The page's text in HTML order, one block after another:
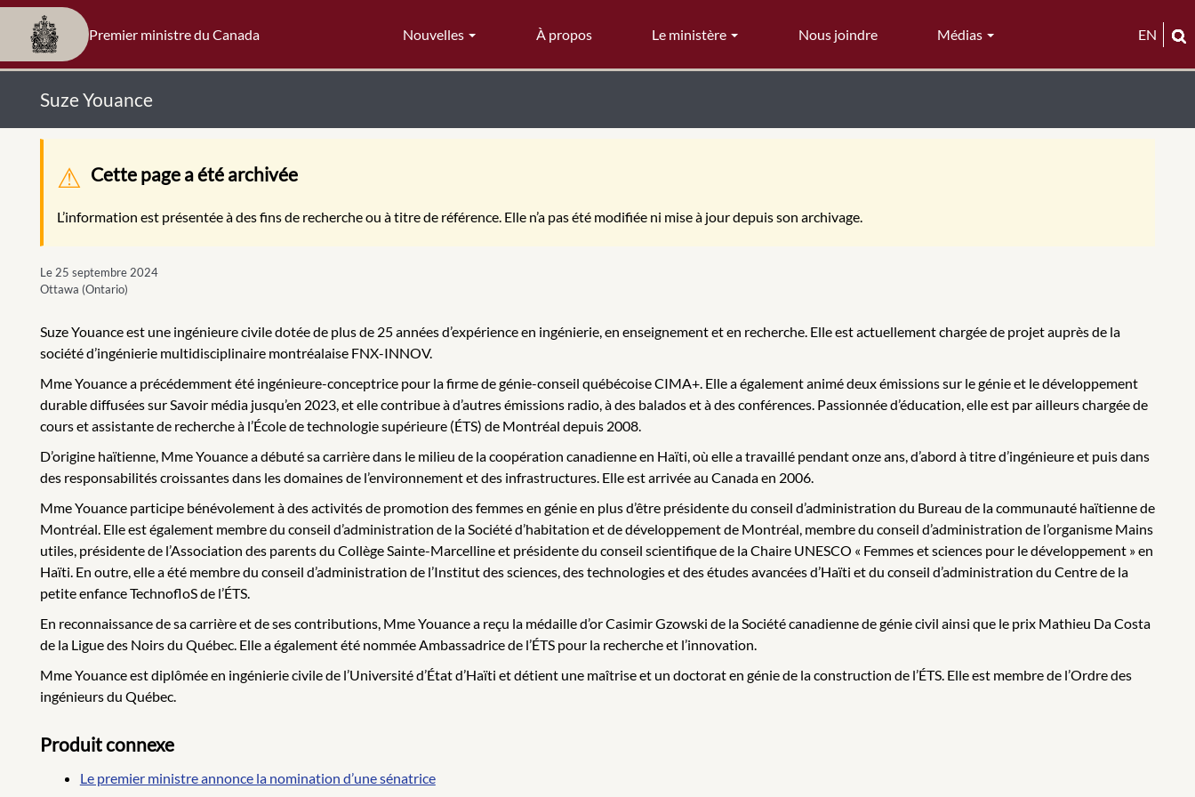
Premier ministre du Canada Nouvelles À propos Le ministère Nous joindre Médias EN
Suze Youance
Message d'avertissement
Cette page a été archivée
L’information est présentée à des fins de recherche ou à titre de référence. Elle n’a pas été modifiée ni mise à jour depuis son archivage.
Le 25 septembre 2024
Ottawa (Ontario)
Suze Youance est une ingénieure civile dotée de plus de 25 années d’expérience en ingénierie, en enseignement et en recherche. Elle est actuellement chargée de projet auprès de la
société d’ingénierie multidisciplinaire montréalaise FNX-INNOV.
Mme Youance a précédemment été ingénieure-conceptrice pour la firme de génie-conseil québécoise CIMA+. Elle a également animé deux émissions sur le génie et le développement
durable diffusées sur Savoir média jusqu’en 2023, et elle contribue à d’autres émissions radio, à des balados et à des conférences. Passionnée d’éducation, elle est par ailleurs chargée de
cours et assistante de recherche à l’École de technologie supérieure (ÉTS) de Montréal depuis 2008.
D’origine haïtienne, Mme Youance a débuté sa carrière dans le milieu de la coopération canadienne en Haïti, où elle a travaillé pendant onze ans, d’abord à titre d’ingénieure et puis dans
des responsabilités croissantes dans les domaines de l’environnement et des infrastructures. Elle est arrivée au Canada en 2006.
Mme Youance participe bénévolement à des activités de promotion des femmes en génie en plus d’être présidente du conseil d’administration du Bureau de la communauté haïtienne de
Montréal. Elle est également membre du conseil d’administration de la Société d’habitation et de développement de Montréal, membre du conseil d’administration de l’organisme Mains
utiles, présidente de l’Association des parents du Collège Sainte-Marcelline et présidente du conseil scientifique de la Chaire UNESCO « Femmes et sciences pour le développement » en
Haïti. En outre, elle a été membre du conseil d’administration de l’Institut des sciences, des technologies et des études avancées d’Haïti et du conseil d’administration du Centre de la
petite enfance TechnofloS de l’ÉTS.
En reconnaissance de sa carrière et de ses contributions, Mme Youance a reçu la médaille d’or Casimir Gzowski de la Société canadienne de génie civil ainsi que le prix Mathieu Da Costa
de la Ligue des Noirs du Québec. Elle a également été nommée Ambassadrice de l’ÉTS pour la recherche et l’innovation.
Mme Youance est diplômée en ingénierie civile de l’Université d’État d’Haïti et détient une maîtrise et un doctorat en génie de la construction de l’ÉTS. Elle est membre de l’Ordre des
ingénieurs du Québec.
Produit connexe
Le premier ministre annonce la nomination d’une sénatrice